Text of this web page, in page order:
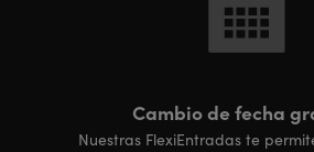
Cambio de fecha
Nuestras FlexiEntradas te